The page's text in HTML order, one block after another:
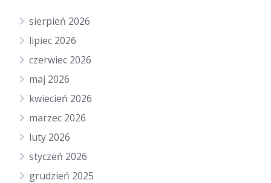
sierpień 2026
lipiec 2026
czerwiec 2026
maj 2026
kwiecień 2026
marzec 2026
luty 2026
styczeń 2026
grudzień 2025